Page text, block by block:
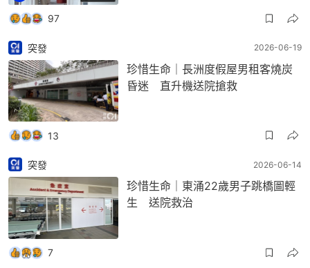
97
突發 2026-06-19
珍惜生命｜長洲度假屋男租客燒炭
昏迷 直升機送院搶救
13
突發 2026-06-14
珍惜生命｜東涌22歲男子跳橋圖輕
生 送院救治
7